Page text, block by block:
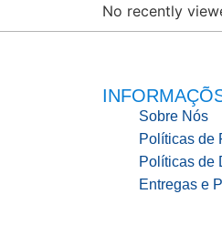
No recently
Sobre Nós
Políticas de
Políticas de
Entregas e